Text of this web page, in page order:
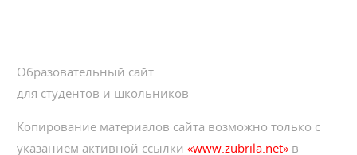
Образовательный сайт
для студентов и школьников
Копирование материалов сайта возможно только с
указанием активной ссылки«www.zubrila.net» в